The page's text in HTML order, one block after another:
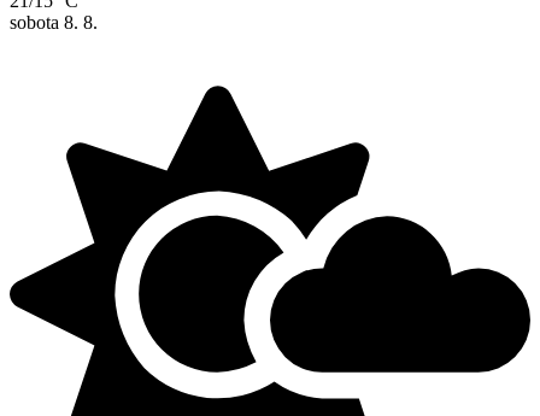
sobota 8. 8.